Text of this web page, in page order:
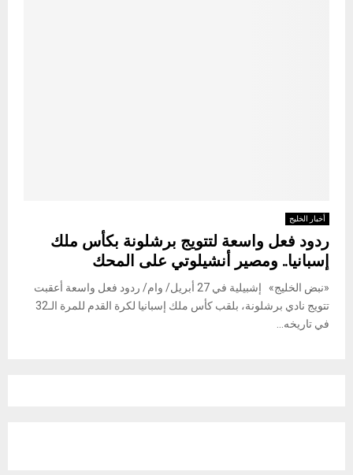
أخبار الخليج
ردود فعل واسعة لتتويج برشلونة بكأس ملك
إسبانيا.. ومصير أنشيلوتي على المحك
«نبض الخليج» إشبيلية في 27 أبريل/ وام/ ردود فعل واسعة أعقبت
تتويج نادي برشلونة، بلقب كأس ملك إسبانيا لكرة القدم للمرة الـ32
في تاريخه...